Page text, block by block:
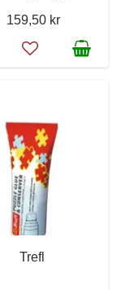
159,50 kr
Trefl